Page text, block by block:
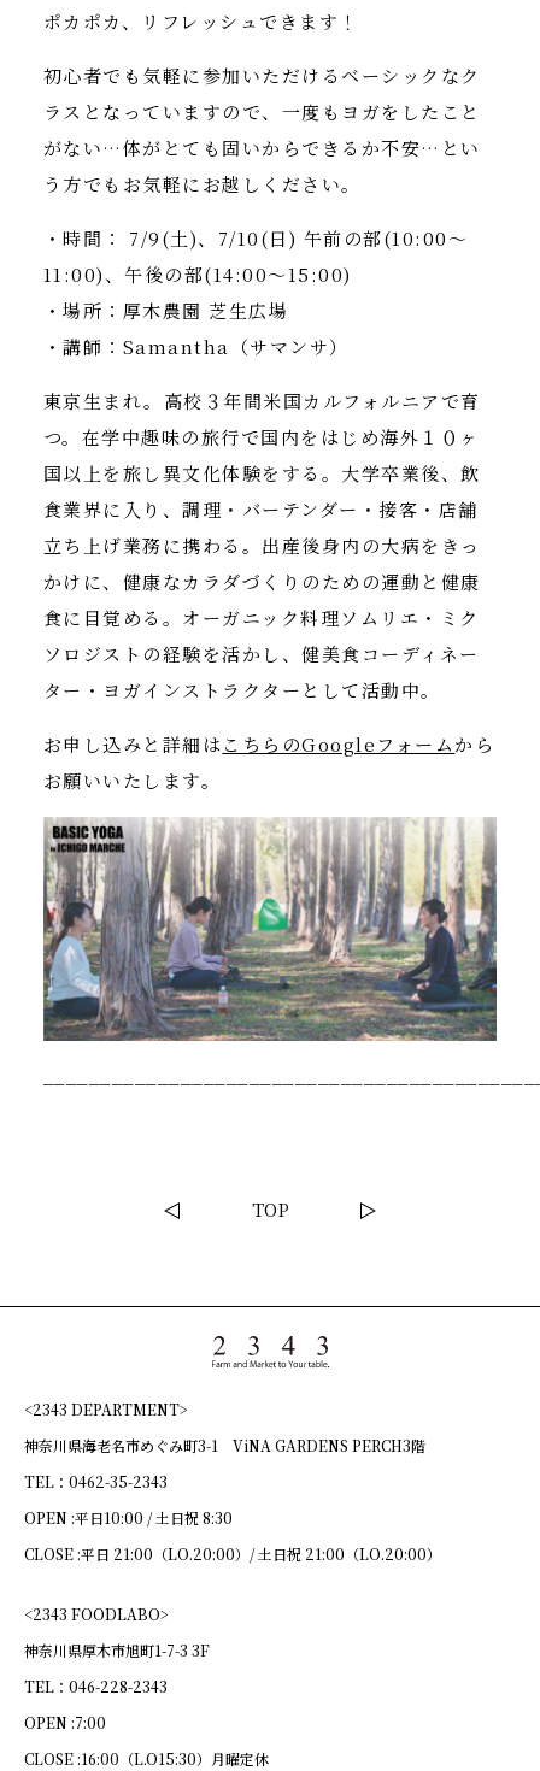
ポカポカ、リフレッシュできます！
初心者でも気軽に参加いただけるベーシックなク
ラスとなっていますので、一度もヨガをしたこと
がない…体がとても固いからできるか不安…とい
う方でもお気軽にお越しください。
・時間： 7/9(土)、7/10(日) 午前の部(10:00〜
11:00)、午後の部(14:00〜15:00)
・場所：厚木農園 芝生広場
・講師：Samantha（サマンサ）
東京生まれ。高校３年間米国カルフォルニアで育
つ。在学中趣味の旅行で国内をはじめ海外１０ヶ
国以上を旅し異文化体験をする。大学卒業後、飲
食業界に入り、調理・バーテンダー・接客・店舗
立ち上げ業務に携わる。出産後身内の大病をきっ
かけに、健康なカラダづくりのための運動と健康
食に目覚める。オーガニック料理ソムリエ・ミク
ソロジストの経験を活かし、健美食コーディネー
ター・ヨガインストラクターとして活動中。
お申し込みと詳細はこちらのGoogleフォームから
お願いいたします。
TOP
<2343 DEPARTMENT>
神奈川県海老名市めぐみ町3-1 ViNA GARDENS PERCH3階
TEL：0462-35-2343
OPEN :平日10:00 / 土日祝 8:30
CLOSE :平日 21:00（LO.20:00）/ 土日祝 21:00（LO.20:00）
<2343 FOODLABO>
神奈川県厚木市旭町1-7-3 3F
TEL：046-228-2343
OPEN :7:00
CLOSE :16:00（L.O15:30）月曜定休